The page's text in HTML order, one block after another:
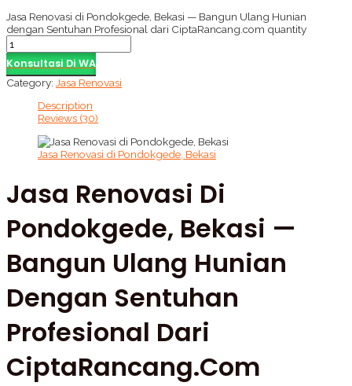
Jasa Renovasi di Pondokgede, Bekasi — Bangun Ulang Hunian
dengan Sentuhan Profesional dari CiptaRancang.com quantity
Konsultasi Di WA
Category: Jasa Renovasi
Description
Reviews (30)
Jasa Renovasi di Pondokgede, Bekasi
Jasa Renovasi Di
Pondokgede, Bekasi —
Bangun Ulang Hunian
Dengan Sentuhan
Profesional Dari
CiptaRancang.com